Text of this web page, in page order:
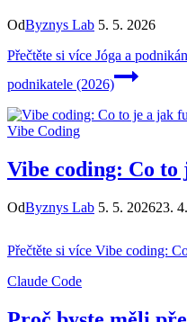
OdByznys Lab 5. 5. 2026
Přečtěte si více Jóga a
podnikatele (2026)
Vibe Coding
Vibe coding: Co to
OdByznys Lab 5. 5. 202623.
Přečtěte si více Vibe coding:
Claude Code